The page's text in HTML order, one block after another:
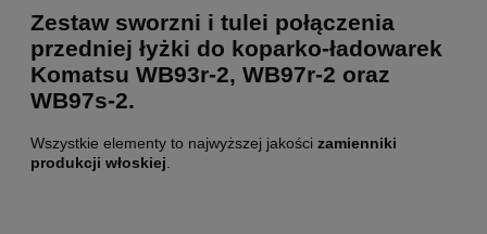
Zestaw sworzni i tulei połączenia
przedniej łyżki do koparko-ładowarek
Komatsu WB93r-2, WB97r-2 oraz
WB97s-2.
Wszystkie elementy to najwyższej jakości zamienniki
produkcji włoskiej